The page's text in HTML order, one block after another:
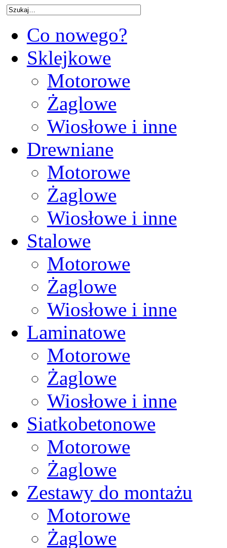
Co nowego?
Sklejkowe
Motorowe
Żaglowe
Wiosłowe i inne
Drewniane
Motorowe
Żaglowe
Wiosłowe i inne
Stalowe
Motorowe
Żaglowe
Wiosłowe i inne
Laminatowe
Motorowe
Żaglowe
Wiosłowe i inne
Siatkobetonowe
Motorowe
Żaglowe
Zestawy do montażu
Motorowe
Żaglowe